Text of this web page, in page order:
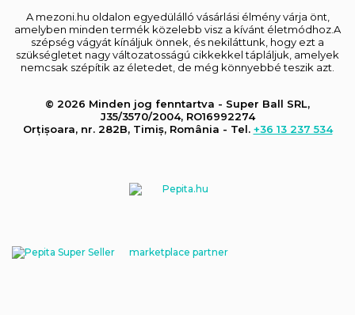
A mezoni.hu oldalon egyedülálló vásárlási élmény várja önt,
amelyben minden termék közelebb visz a kívánt életmódhoz.A
szépség vágyát kínáljuk önnek, és nekiláttunk, hogy ezt a
szükségletet nagy változatosságú cikkekkel tápláljuk, amelyek
nemcsak szépítik az életedet, de még könnyebbé teszik azt.
© 2026 Minden jog fenntartva - Super Ball SRL,
J35/3570/2004, RO16992274
Orțișoara, nr. 282B, Timiș, România - Tel. +36 13 237 534
marketplace partner